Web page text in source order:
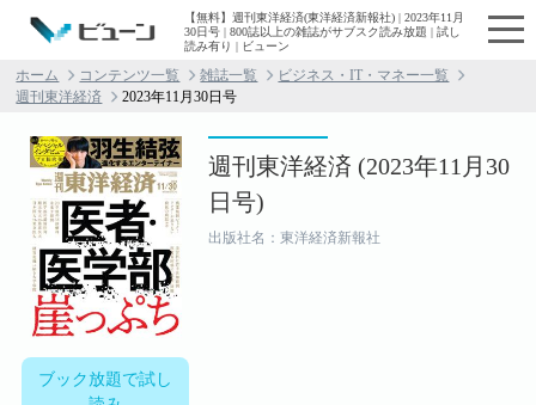
【無料】週刊東洋経済(東洋経済新報社) | 2023年11月
30日号 | 800誌以上の雑誌がサブスク読み放題 | 試し
読み有り | ビューン
ホーム コンテンツ一覧 雑誌一覧
ビジネス・IT・マネー一覧
週刊東洋経済
2023年11月30日号
ブック放題で試し
週刊東洋経済 (2023年11月30
日号)
出版社名：東洋経済新報社